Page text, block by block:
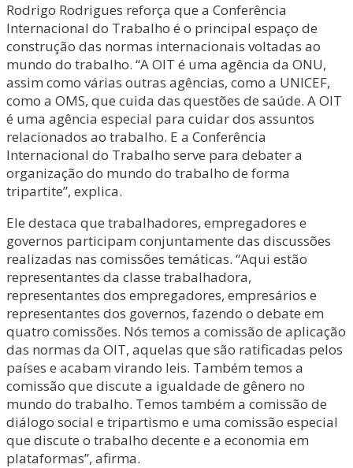
Rodrigo Rodrigues reforça que a Conferência
Internacional do Trabalho é o principal espaço de
construção das normas internacionais voltadas ao
mundo do trabalho. “A OIT é uma agência da ONU,
assim como várias outras agências, como a UNICEF,
como a OMS, que cuida das questões de saúde. A OIT
é uma agência especial para cuidar dos assuntos
relacionados ao trabalho. E a Conferência
Internacional do Trabalho serve para debater a
organização do mundo do trabalho de forma
tripartite”, explica.
Ele destaca que trabalhadores, empregadores e
governos participam conjuntamente das discussões
realizadas nas comissões temáticas. “Aqui estão
representantes da classe trabalhadora,
representantes dos empregadores, empresários e
representantes dos governos, fazendo o debate em
quatro comissões. Nós temos a comissão de aplicação
das normas da OIT, aquelas que são ratificadas pelos
países e acabam virando leis. Também temos a
comissão que discute a igualdade de gênero no
mundo do trabalho. Temos também a comissão de
diálogo social e tripartismo e uma comissão especial
que discute o trabalho decente e a economia em
plataformas”, afirma.